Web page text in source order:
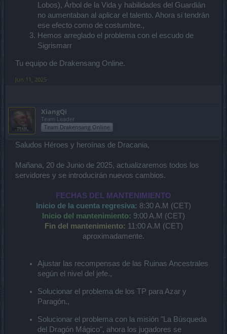
Lobos), Árbol de la Vida y habilidades del Guardián
no aumentaban al aplicar el talento. Ahora si tendrán
ese efecto como de costumbre.,
Hemos arreglado el problema con el escudo de
Sigrismarr
Tu equipo de Drakensang Online.
Jun 11, 2025
XiangQi
Team Leader
Team Drakensang Online
Saludos Héroes y heroínas de Dracania,
Mañana, 20 de Junio de 2025, actualizaremos todos los
servidores y se introducirán nuevos cambios.
FECHAS DEL MANTENIMIENTO
Inicio de la cuenta regresiva: 8:30 A.M (CET)
Inicio del mantenimiento: 9:00 A.M (CET)
Fin del mantenimiento: 11:00 A.M (CET)
aproximadamente.
Ajustar las recompensas de las Ruinas Ancestrales
según el nivel del jefe.,
Solucionar el problema de los TP para Azar y
Paragón.,
Solucionar el problema con la misión "La Búsqueda
del Dragón Mágico", ahora los jugadores se